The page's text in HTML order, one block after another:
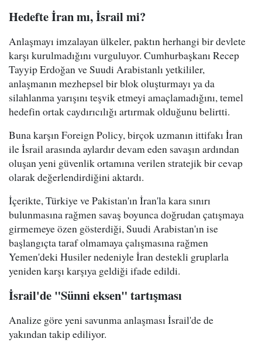
Hedefte İran mı, İsrail mi?
Anlaşmayı imzalayan ülkeler, paktın herhangi bir devlete
karşı kurulmadığını vurguluyor. Cumhurbaşkanı Recep
Tayyip Erdoğan ve Suudi Arabistanlı yetkililer,
anlaşmanın mezhepsel bir blok oluşturmayı ya da
silahlanma yarışını teşvik etmeyi amaçlamadığını, temel
hedefin ortak caydırıcılığı artırmak olduğunu belirtti.
Buna karşın Foreign Policy, birçok uzmanın ittifakı İran
ile İsrail arasında aylardır devam eden savaşın ardından
oluşan yeni güvenlik ortamına verilen stratejik bir cevap
olarak değerlendirdiğini aktardı.
İçerikte, Türkiye ve Pakistan'ın İran'la kara sınırı
bulunmasına rağmen savaş boyunca doğrudan çatışmaya
girmemeye özen gösterdiği, Suudi Arabistan'ın ise
başlangıçta taraf olmamaya çalışmasına rağmen
Yemen'deki Husiler nedeniyle İran destekli gruplarla
yeniden karşı karşıya geldiği ifade edildi.
İsrail'de "Sünni eksen" tartışması
Analize göre yeni savunma anlaşması İsrail'de de
yakından takip ediliyor.